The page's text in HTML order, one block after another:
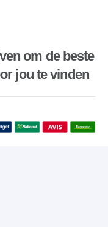
om de beste
jou te vinden